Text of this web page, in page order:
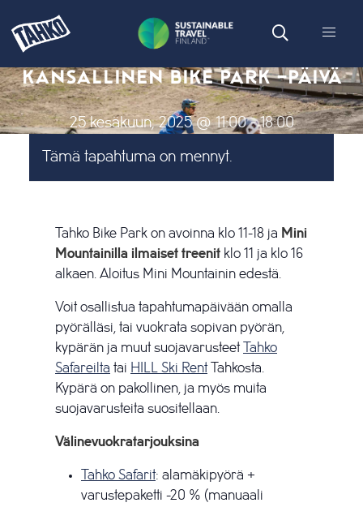
KANSALLINEN BIKE PARK -PÄIVÄ
25 kesäkuun, 2025 @ 11:00-18:00
Tämä tapahtuma on mennyt.
Tahko Bike Park on avoinna klo 11-18 ja Mini
Mountainilla ilmaiset treenit klo 11 ja klo 16
alkaen. Aloitus Mini Mountainin edestä.
Voit osallistua tapahtumapäivään omalla
pyörälläsi, tai vuokrata sopivan pyörän,
kypärän ja muut suojavarusteet
Tahko
Safareilta tai HILL Ski Rent Tahkosta.
Kypärä on pakollinen, ja myös muita
suojavarusteita suositellaan.
Välinevuokratarjouksina
Tahko Safarit: a lamäkipyörä +
varustepaketti -20 % (manuaali